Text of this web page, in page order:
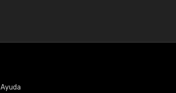
Ayuda